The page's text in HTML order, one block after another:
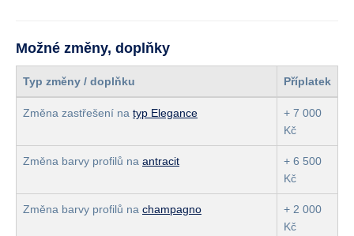
Možné změny, doplňky
Typ změny / doplňku Příplatek
Změna zastřešení na typ Elegance
+ 7 000
Kč
Změna barvy profilů na antracit
+ 6 500
Kč
Změna barvy profilů na champagno
+ 2 000
Kč